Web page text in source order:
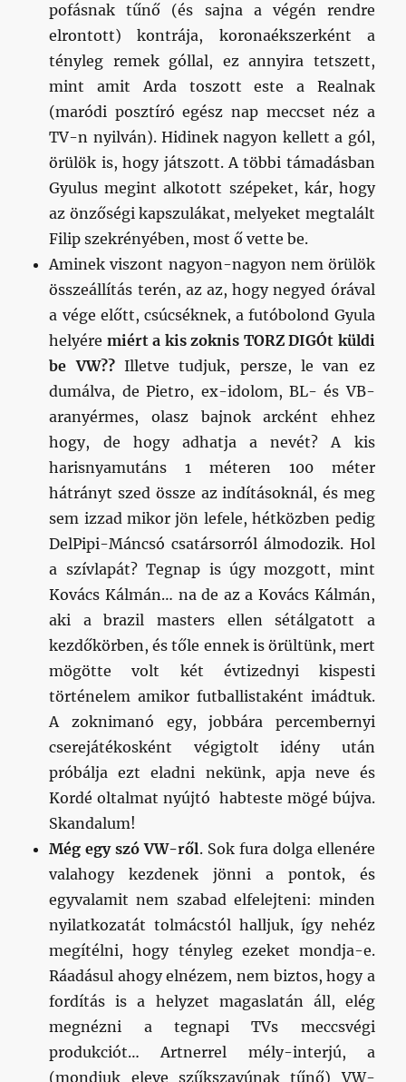
pofásnak tűnő (és sajna a végén rendre
elrontott) kontrája, koronaékszerként a
tényleg remek góllal, ez annyira tetszett,
mint amit Arda toszott este a Realnak
(maródi posztíró egész nap meccset néz a
TV-n nyilván). Hidinek nagyon kellett a gól,
örülök is, hogy játszott. A többi támadásban
Gyulus megint alkotott szépeket, kár, hogy
az önzőségi kapszulákat, melyeket megtalált
Filip szekrényében, most ő vette be.
Aminek viszont nagyon-nagyon nem örülök
összeállítás terén, az az, hogy negyed órával
a vége előtt, csúcséknek, a futóbolond Gyula
helyére miért a kis zoknis TORZ DIGÓt küldi
be VW??Illetve tudjuk, persze, le van ez
dumálva, de Pietro, ex-idolom, BL- és VB-
aranyérmes, olasz bajnok arcként ehhez
hogy, de hogy adhatja a nevét? A kis
harisnyamutáns 1 méteren 100 méter
hátrányt szed össze az indításoknál, és meg
sem izzad mikor jön lefele, hétközben pedig
DelPipi-Máncsó csatársorról álmodozik. Hol
a szívlapát? Tegnap is úgy mozgott, mint
Kovács Kálmán… na de az a Kovács Kálmán,
aki a brazil masters ellen sétálgatott a
kezdőkörben, és tőle ennek is örültünk, mert
mögötte volt két évtizednyi kispesti
történelem amikor futballistaként imádtuk.
A zoknimanó egy, jobbára percembernyi
cserejátékosként végigtolt idény után
próbálja ezt eladni nekünk, apja neve és
Kordé oltalmat nyújtó habteste mögé bújva.
Skandalum!
Még egy szó VW-ről. Sok fura dolga ellenére
valahogy kezdenek jönni a pontok, és
egyvalamit nem szabad elfelejteni: minden
nyilatkozatát tolmácstól halljuk, így nehéz
megítélni, hogy tényleg ezeket mondja-e.
Ráadásul ahogy elnézem, nem biztos, hogy a
fordítás is a helyzet magaslatán áll, elég
megnézni a tegnapi TVs meccsvégi
produkciót… Artnerrel mély-interjú, a
(mondjuk eleve szűkszavúnak tűnő) VW-